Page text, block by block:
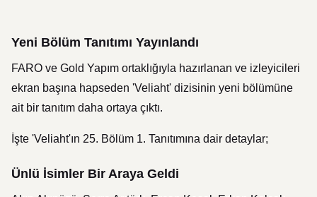
Yeni Bölüm Tanıtımı Yayınlandı
FARO ve Gold Yapım ortaklığıyla hazırlanan ve izleyicileri
ekran başına hapseden 'Veliaht' dizisinin yeni bölümüne
ait bir tanıtım daha ortaya çıktı.
İşte 'Veliaht'ın 25. Bölüm 1. Tanıtımına dair detaylar;
Ünlü İsimler Bir Araya Geldi